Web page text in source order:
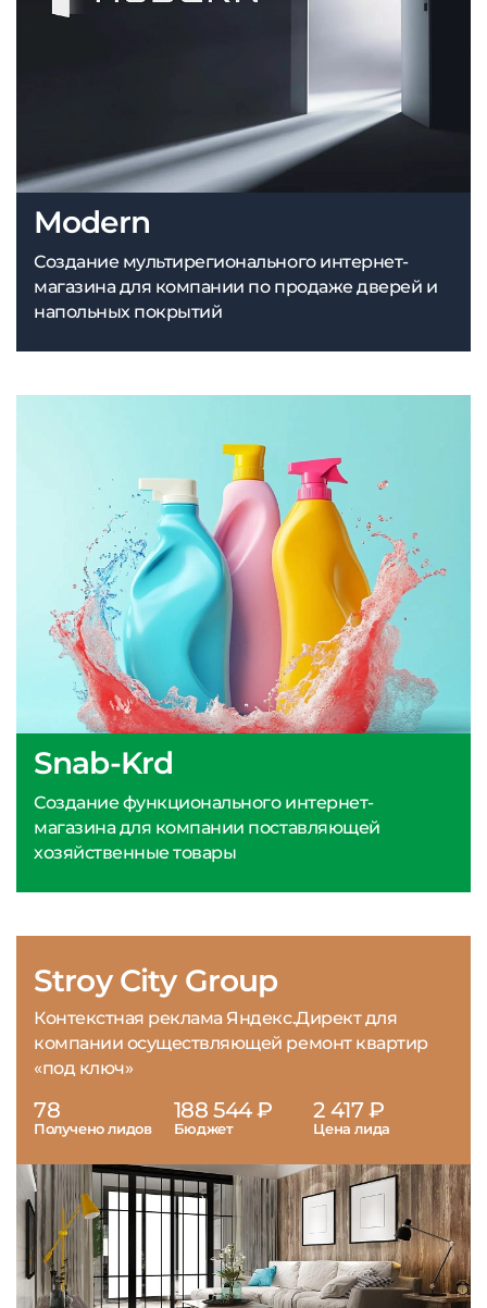
Modern
Создание мультирегионального интернет-
магазина для компании по продаже дверей и
напольных покрытий
Stroy City Group
Контекстная реклама Яндекс.Директ для
компании осуществляющей ремонт квартир
«под ключ»
78
Получено лидов
188 544 ₽
Бюджет
2 417 ₽
Цена лида
Snab-Krd
Создание функционального интернет-
магазина для компании поставляющей
хозяйственные товары